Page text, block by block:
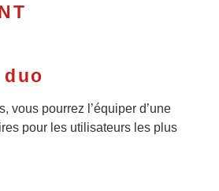
vous pourrez l’équiper d’une
pour les utilisateurs les plus